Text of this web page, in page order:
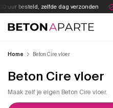
Skip
to
content
besteld, zelfde dag verzonden
Beton Aparte
Home Beton Cire vloer
Beton Cire vloer
Maak zelf je eigen Beton Cire vloer.